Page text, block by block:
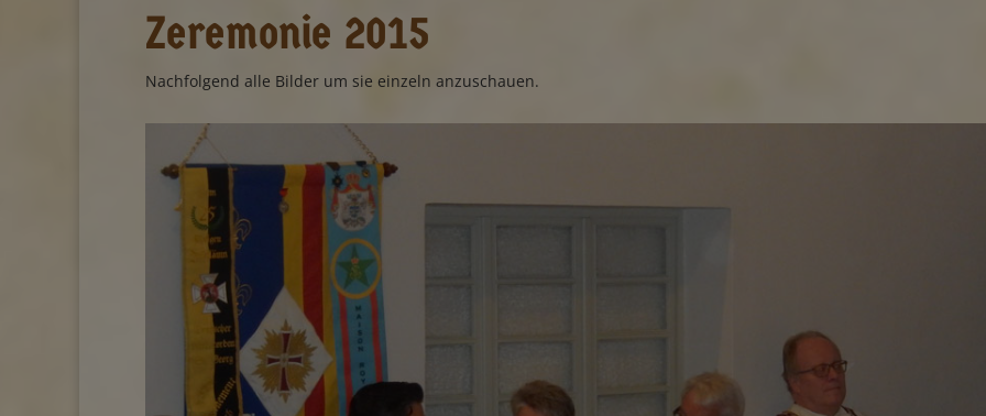
Zeremonie 2015
Nachfolgend alle Bilder um sie einzeln anzuschauen.